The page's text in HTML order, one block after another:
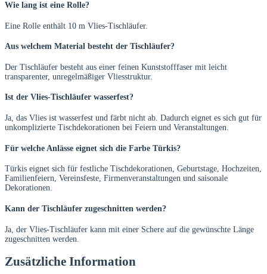
Wie lang ist eine Rolle?
Eine Rolle enthält 10 m Vlies-Tischläufer.
Aus welchem Material besteht der Tischläufer?
Der Tischläufer besteht aus einer feinen Kunststofffaser mit leicht
transparenter, unregelmäßiger Vliesstruktur.
Ist der Vlies-Tischläufer wasserfest?
Ja, das Vlies ist wasserfest und färbt nicht ab. Dadurch eignet es sich gut für
unkomplizierte Tischdekorationen bei Feiern und Veranstaltungen.
Für welche Anlässe eignet sich die Farbe Türkis?
Türkis eignet sich für festliche Tischdekorationen, Geburtstage, Hochzeiten,
Familienfeiern, Vereinsfeste, Firmenveranstaltungen und saisonale
Dekorationen.
Kann der Tischläufer zugeschnitten werden?
Ja, der Vlies-Tischläufer kann mit einer Schere auf die gewünschte Länge
zugeschnitten werden.
Zusätzliche Information